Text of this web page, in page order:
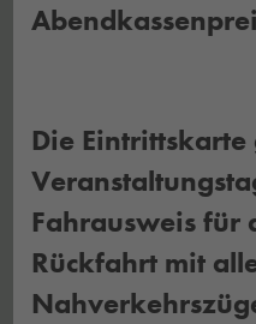
Die
Fahrausweis für
Rückfahrt mit